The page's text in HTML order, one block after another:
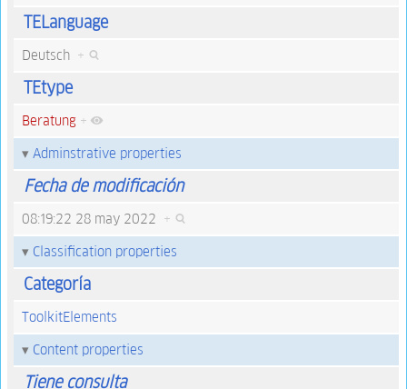
TELanguage
Deutsch +
TEtype
Beratung +
Adminstrative properties
Fecha de modificación
08:19:22 28 may 2022 +
Classification properties
Categoría
ToolkitElements
Content properties
Tiene consulta